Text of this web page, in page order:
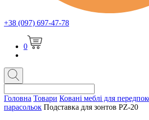
+38 (097) 697-47-78
0
Головна Товари Ковані меблі для
парасольок Подставка для зонтов PZ-20